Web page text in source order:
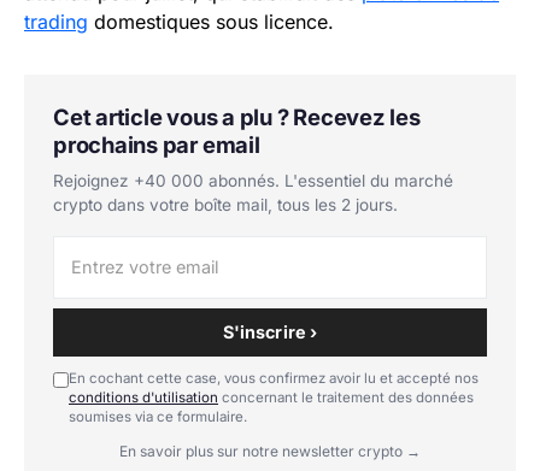
trading domestiques sous licence.
Cet article vous a plu ? Recevez les
prochains par email
Rejoignez +40 000 abonnés. L'essentiel du marché
crypto dans votre boîte mail, tous les 2 jours.
S'inscrire ›
En cochant cette case, vous confirmez avoir lu et accepté nos
conditions d'utilisation concernant le traitement des données
soumises via ce formulaire.
En savoir plus sur notre newsletter crypto →